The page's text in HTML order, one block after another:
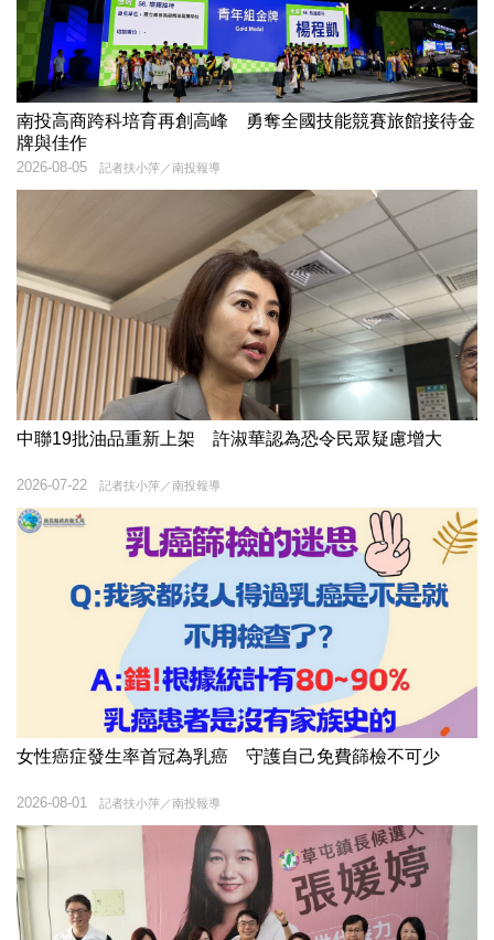
南投高商跨科培育再創高峰 勇奪全國技能競賽旅館接待金
牌與佳作
記者扶小萍／南投報導
2026-08-05
中聯19批油品重新上架 許淑華認為恐令民眾疑慮增大
記者扶小萍／南投報導
2026-07-22
女性癌症發生率首冠為乳癌 守護自己免費篩檢不可少
記者扶小萍／南投報導
2026-08-01